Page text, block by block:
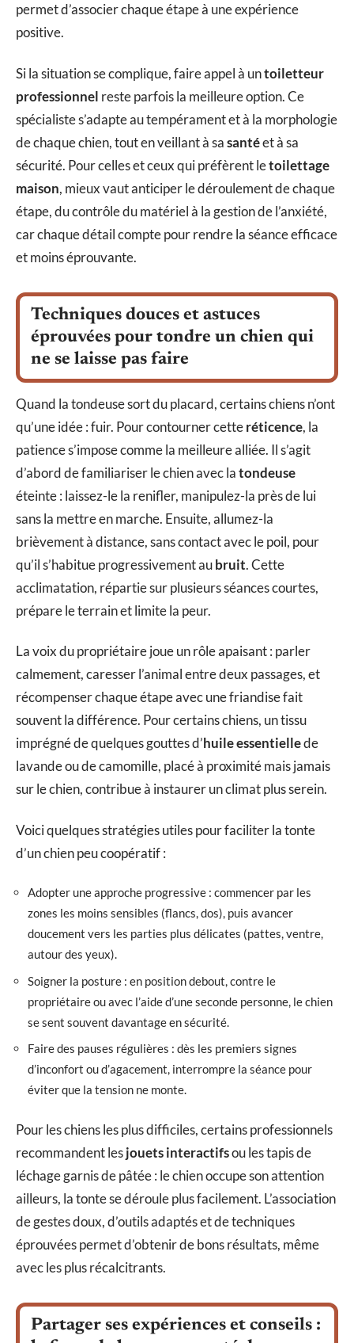
permet d’associer chaque étape à une expérience
positive.
Si la situation se complique, faire appel à untoiletteur
professionnel reste parfois la meilleure option. Ce
spécialiste s’adapte au tempérament et à la morphologie
de chaque chien, tout en veillant à sasantéet à sa
sécurité. Pour celles et ceux qui préfèrent letoilettage
maison, mieux vaut anticiper le déroulement de chaque
étape, du contrôle du matériel à la gestion de l’anxiété,
car chaque détail compte pour rendre la séance efficace
et moins éprouvante.
Techniques douces et astuces
éprouvées pour tondre un chien qui
ne se laisse pas faire
Quand la tondeuse sort du placard, certains chiens n’ont
qu’une idée : fuir. Pour contourner cetteréticence, la
patience s’impose comme la meilleure alliée. Il s’agit
d’abord de familiariser le chien avec latondeuse
éteinte : laissez-le la renifler, manipulez-la près de lui
sans la mettre en marche. Ensuite, allumez-la
brièvement à distance, sans contact avec le poil, pour
qu’il s’habitue progressivement aubruit. Cette
acclimatation, répartie sur plusieurs séances courtes,
prépare le terrain et limite la peur.
La voix du propriétaire joue un rôle apaisant : parler
calmement, caresser l’animal entre deux passages, et
récompenser chaque étape avec une friandise fait
souvent la différence. Pour certains chiens, un tissu
imprégné de quelques gouttes d’huile essentiellede
lavande ou de camomille, placé à proximité mais jamais
sur le chien, contribue à instaurer un climat plus serein.
Voici quelques stratégies utiles pour faciliter la tonte
d’un chien peu coopératif :
Adopter une approche progressive : commencer par les
zones les moins sensibles (flancs, dos), puis avancer
doucement vers les parties plus délicates (pattes, ventre,
autour des yeux).
Soigner la posture : en position debout, contre le
propriétaire ou avec l’aide d’une seconde personne, le chien
se sent souvent davantage en sécurité.
Faire des pauses régulières : dès les premiers signes
d’inconfort ou d’agacement, interrompre la séance pour
éviter que la tension ne monte.
Pour les chiens les plus difficiles, certains professionnels
recommandent lesjouets interactifsou les tapis de
léchage garnis de pâtée : le chien occupe son attention
ailleurs, la tonte se déroule plus facilement. L’association
de gestes doux, d’outils adaptés et de techniques
éprouvées permet d’obtenir de bons résultats, même
avec les plus récalcitrants.
Partager ses expériences et conseils :